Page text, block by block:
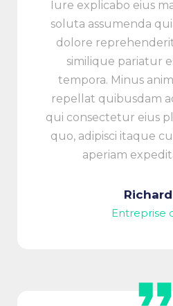
Iure explicabo eius
soluta assumenda
dolore
similique pariatur
tempora. Minus
repellat quibusdam
qui consectetur eius
quo, adipisci itaque
aperiam
Entreprise